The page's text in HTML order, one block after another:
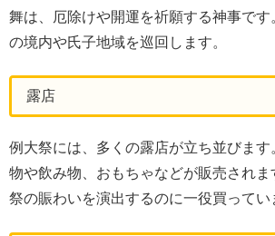
舞は、厄除けや開運を祈願する神事です
の境内や氏子地域を巡回します。
露店
例大祭には、多くの露店が立ち並びま
物や飲み物、おもちゃなどが販売されま
祭の賑わいを演出するのに一役買ってい